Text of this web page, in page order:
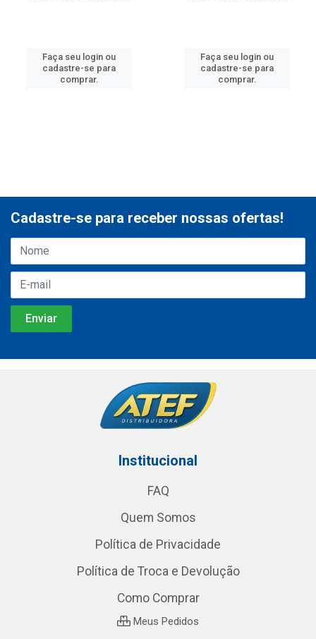
Faça seu login ou
cadastre-se para
comprar.
Faça seu login ou
cadastre-se para
comprar.
Cadastre-se para receber nossas ofertas!
Institucional
FAQ
Quem Somos
Política de Privacidade
Política de Troca e Devolução
Como Comprar
Meus Pedidos